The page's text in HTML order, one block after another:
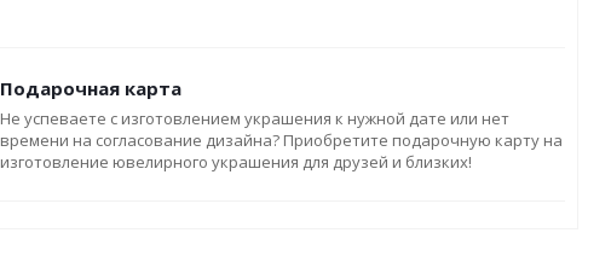
Подарочная карта
Не успеваете с изготовлением украшения к нужной дате или нет
времени на согласование дизайна? Приобретите подарочную карту на
изготовление ювелирного украшения для друзей и близких!